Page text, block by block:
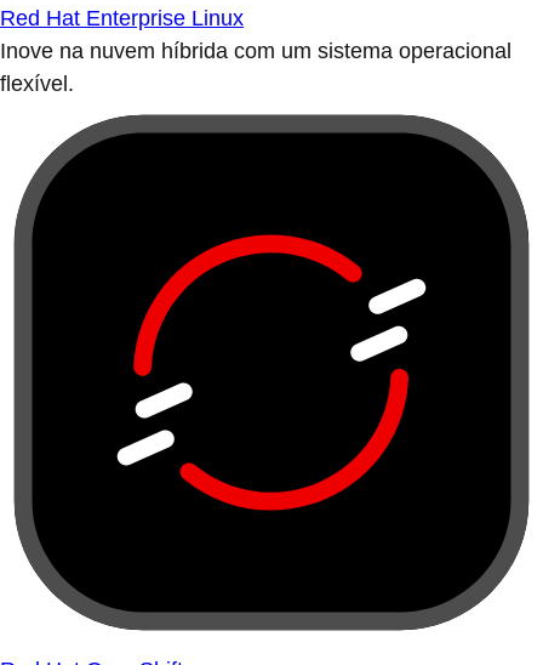
Red Hat Enterprise Linux
Inove na nuvem híbrida com um sistema operacional
flexível.